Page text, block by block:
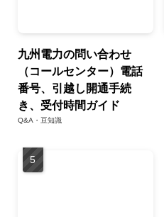
九州電力の問い合わせ
（コールセンター）電話
番号、引越し開通手続
き、受付時間ガイド
Q&A・豆知識